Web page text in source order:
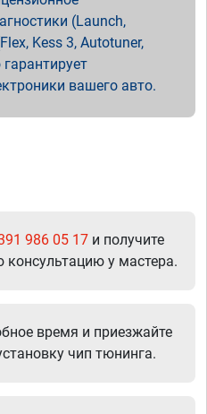
(Launch,
Kess 3, Autotuner,
вашего авто.
986 05 17 и получите
у мастера.
время и приезжайте
чип тюнинга.